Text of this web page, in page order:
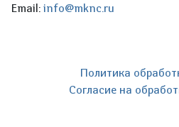
Email: info@mknc.ru
Политика
Согласие на